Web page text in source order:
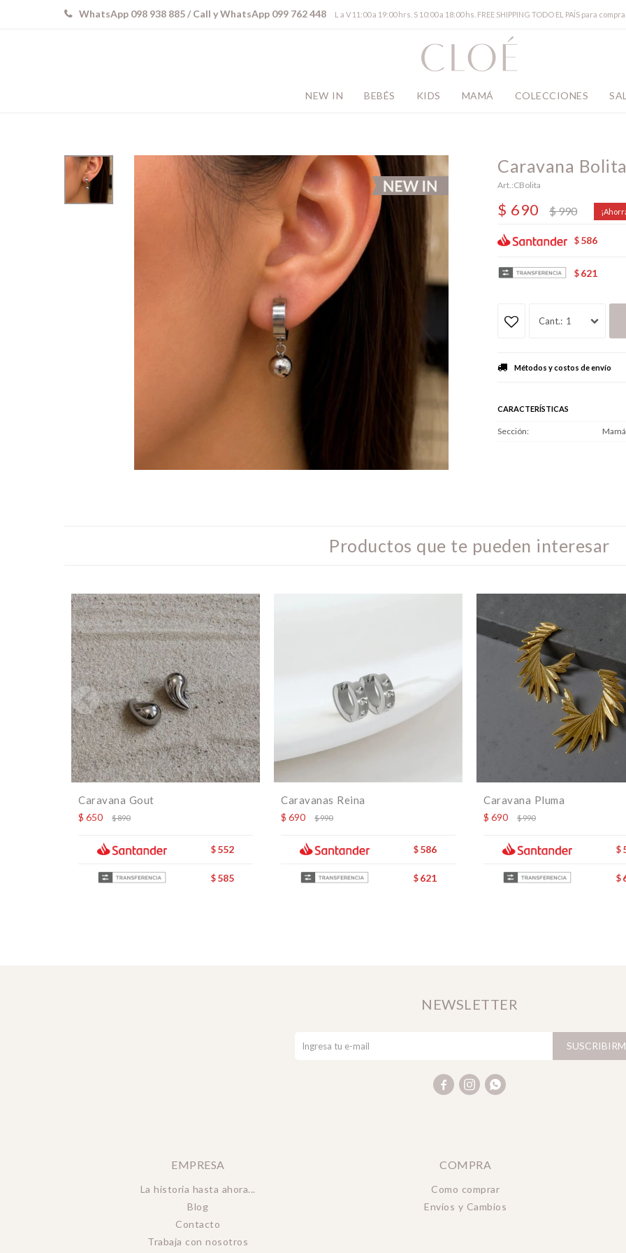
NEW IN BEBÉS KIDS MAMÁ COLECCIONES
WhatsApp 098 938 885 / Call y WhatsApp 099 762 448 L a V 11:00 a 19:00 hrs. S 10:00 a 18:00 hs. FREE SHIPPING TODO EL PAÍS para
Caravana Bolita
CBolita
$ 690 $990
$ 586
$ 621
1
Métodos y costos de envío
CARACTERÍSTICAS
Sección Mamá
Productos que te pueden interesar
Caravana Gout
$ 650 $890
$ 552
$ 585
Caravanas Reina
$ 690 $990
$ 586
$ 621
Caravana Pluma
$ 690 $990
$
$
EMPRESA
La historia hasta ahora...
Blog
Contacto
Trabaja con nosotros
COMPRA
Como comprar
Envíos y Cambios
NEWSLETTER
  